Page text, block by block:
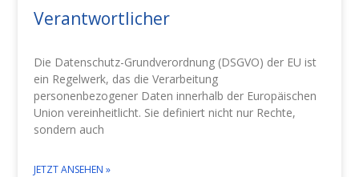
Verantwortlicher
Die Datenschutz-Grundverordnung (DSGVO) der EU ist
ein Regelwerk, das die Verarbeitung
personenbezogener Daten innerhalb der Europäischen
Union vereinheitlicht. Sie definiert nicht nur Rechte,
sondern auch
JETZT ANSEHEN »